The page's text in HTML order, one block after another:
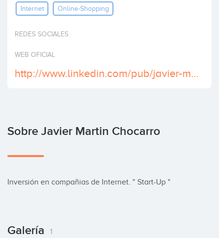
Invertir
Internet Online-Shopping
REDES SOCIALES
WEB OFICIAL
http://www.linkedin.com/pub/javier-martin-chocarro/16/3ba/a94
Sobre Javier Martin Chocarro
Inversión en compañias de Internet. " Start-Up "
Galería 1